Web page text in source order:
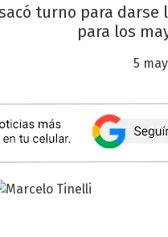
turno para
para los
5